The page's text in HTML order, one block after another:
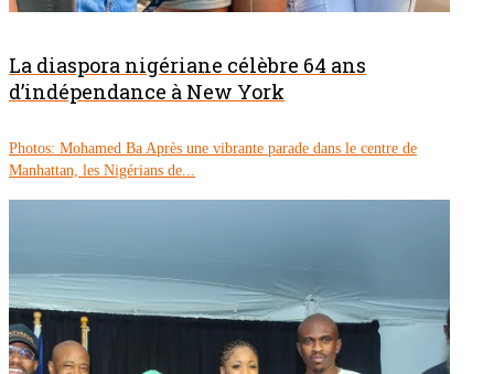
La diaspora nigériane célèbre 64 ans
d’indépendance à New York
Photos: Mohamed Ba Après une vibrante parade dans le centre de
Manhattan, les Nigérians de...